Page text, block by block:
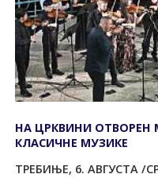
НА ЦРКВИНИ
КЛАСИЧНЕ МУЗИКЕ
ТРЕБИЊЕ, 6. АВГУСТА /